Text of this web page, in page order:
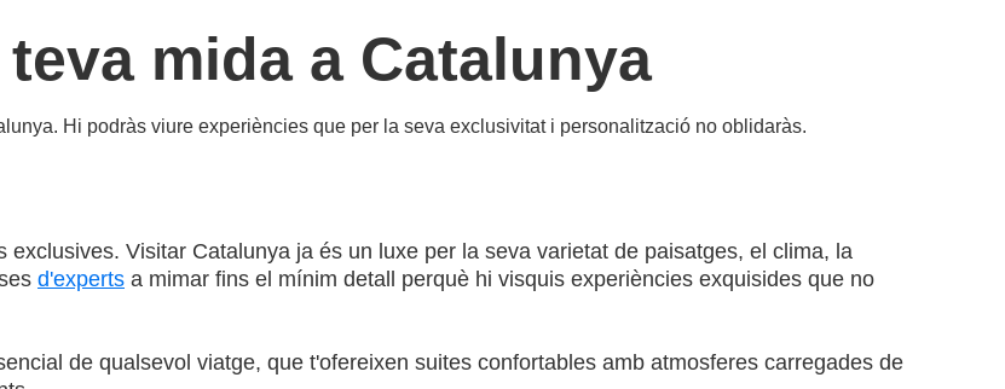
mida a Catalunya
Hi podràs viure experiències que per la seva exclusivitat i personalització no oblidaràs.
Visitar Catalunya ja és un luxe per la seva varietat de paisatges, el clima, la
d'experts a mimar fins el mínim detall perquè hi visquis experiències exquisides que no
de qualsevol viatge, que t'ofereixen suites confortables amb atmosferes carregades de